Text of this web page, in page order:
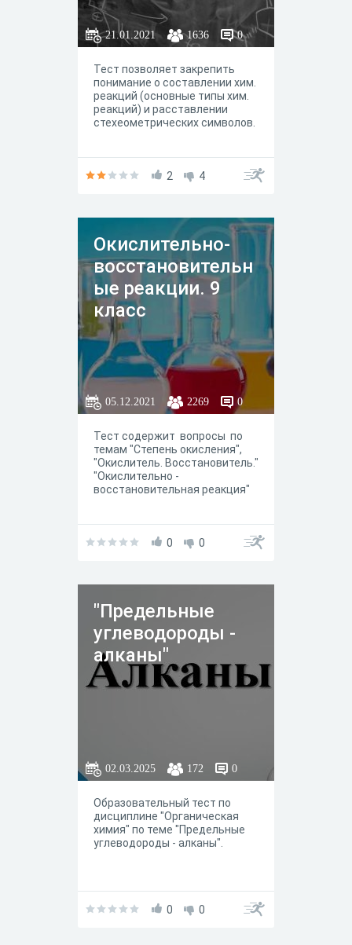
21.01.2021 1636 0
Тест позволяет закрепить
понимание о составлении хим.
реакций (основные типы хим.
реакций) и расставлении
стехеометрических символов.
2 4
Окислительно-
восстановительн
ые реакции. 9
класс
05.12.2021 2269 0
Тест содержит вопросы по
темам "Степень окисления",
"Окислитель. Восстановитель."
"Окислительно -
восстановительная реакция"
0 0
"Предельные
углеводороды -
алканы"
02.03.2025 172 0
Образовательный тест по
дисциплине "Органическая
химия" по теме "Предельные
углеводороды - алканы".
0 0